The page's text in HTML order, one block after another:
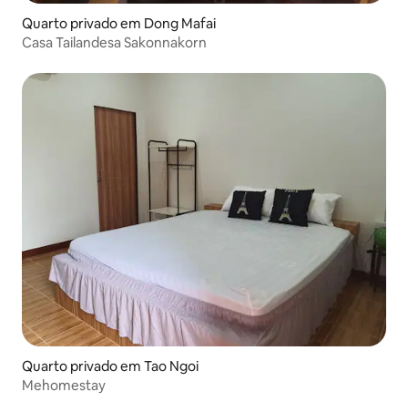
Quarto privado em Dong Mafai
Casa Tailandesa Sakonnakorn
Quarto privado em Tao Ngoi
Mehomestay